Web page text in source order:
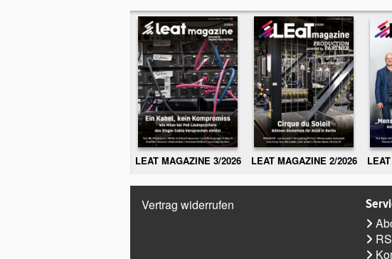
LEAT MAGAZINE 3/2026 LEAT MAGAZINE 2/2026
Vertrag widerrufen